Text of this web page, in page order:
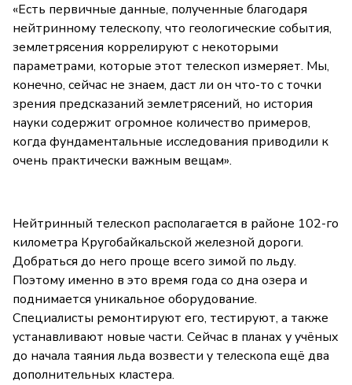
«Есть первичные данные, полученные благодаря
нейтринному телескопу, что геологические события,
землетрясения коррелируют с некоторыми
параметрами, которые этот телескоп измеряет. Мы,
конечно, сейчас не знаем, даст ли он что-то с точки
зрения предсказаний землетрясений, но история
науки содержит огромное количество примеров,
когда фундаментальные исследования приводили к
очень практически важным вещам».
Нейтринный телескоп располагается в районе 102-го
километра Кругобайкальской железной дороги.
Добраться до него проще всего зимой по льду.
Поэтому именно в это время года со дна озера и
поднимается уникальное оборудование.
Специалисты ремонтируют его, тестируют, а также
устанавливают новые части. Сейчас в планах у учёных
до начала таяния льда возвести у телескопа ещё два
дополнительных кластера.